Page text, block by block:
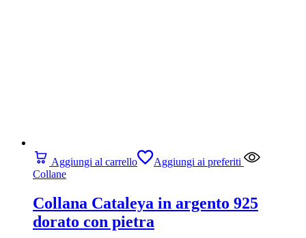
Aggiungi al carrello
Aggiungi ai preferiti
Collane
Collana Cataleya in argento 925
dorato con pietra